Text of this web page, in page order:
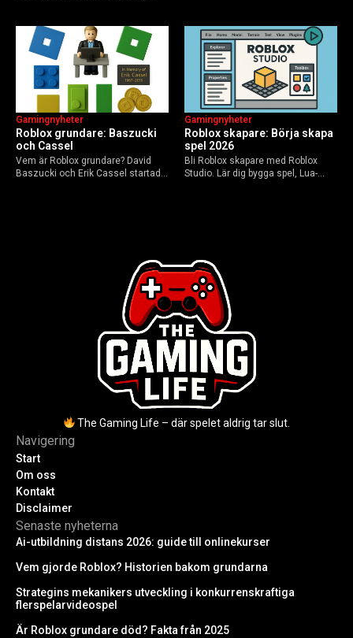
AI-drivna innovationer.
Roblox grundare: Baszucki
och Cassel
Gamingnyheter
Vem är Roblox grundare? David
Baszucki och Erik Cassel startade
Roblox skapare: Börja skapa
spel 2026
Gamingnyheter
Bli Roblox skapare med Roblox
Studio. Lär dig bygga spel, Lua-
The Gaming Life – där spelet aldrig tar slut.
Navigering
Start
Om oss
Kontakt
Disclaimer
Senaste nyheterna
Ai-utbildning distans 2026: guide till onlinekurser
Vem gjorde Roblox? Historien bakom grundarna
Strategins mekanikers utveckling i konkurrenskraftiga
flerspelarvideospel
Är Roblox grundare död? Fakta från 2025